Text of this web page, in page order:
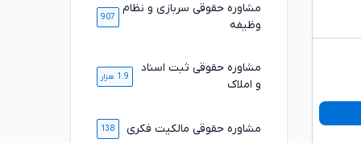
مشاوره حقوقی سربازی و نظام
وظیفه
907
مشاوره حقوقی ثبت اسناد
و املاک
1.9 هزار
مشاوره حقوقی مالکیت فکری 138